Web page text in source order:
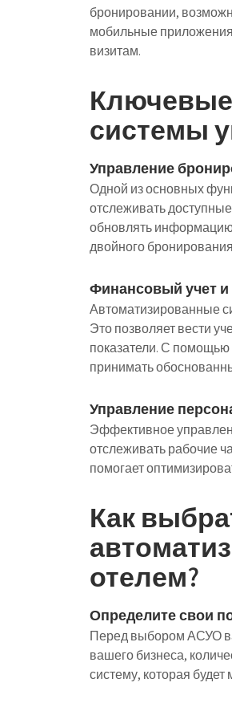
бронировании,
мобильные
визитам.
системы
Управление
Одной из основных
отслеживать
обновлять информацию
двойного
Финансовый учет и
Автоматизированные
Это позволяет вести
показатели. С помощью
принимать
Управление
Эффективное
отслеживать рабочие
помогает
Как
отелем?
Определите свои
Перед выбором АСУО
вашего бизнеса,
систему, которая